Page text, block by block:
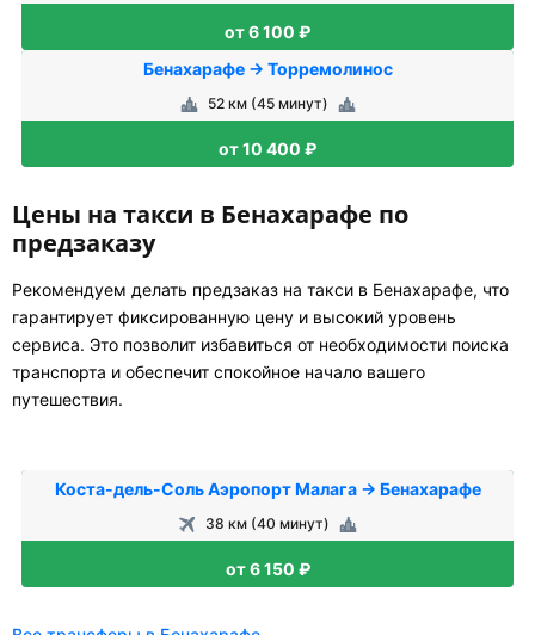
от 6 100 ₽
Бенахарафе → Торремолинос
52 км (45 минут)
от 10 400 ₽
Цены на такси в Бенахарафе по
предзаказу
Рекомендуем делать предзаказ на такси в Бенахарафе, что
гарантирует фиксированную цену и высокий уровень
сервиса. Это позволит избавиться от необходимости поиска
транспорта и обеспечит спокойное начало вашего
путешествия.
Коста-дель-Соль Аэропорт Малага → Бенахарафе
38 км (40 минут)
от 6 150 ₽